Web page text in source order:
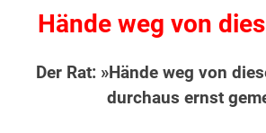
Hände weg von
Der Rat: »Hände weg von
durchaus ernst